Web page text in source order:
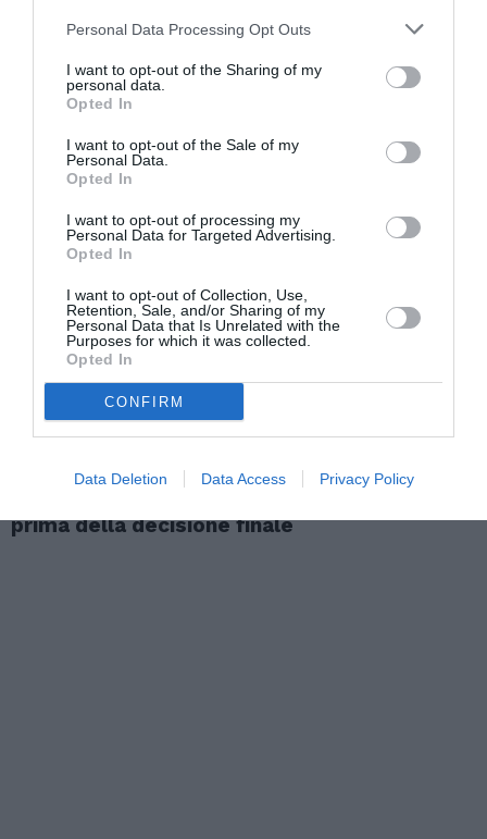
Personal Data Processing Opt Outs
I want to opt-out of the Sharing of my
personal data.
Opted In
I want to opt-out of the Sale of my
Personal Data.
Opted In
I want to opt-out of processing my
Personal Data for Targeted Advertising.
Opted In
I want to opt-out of Collection, Use,
Retention, Sale, and/or Sharing of my
Personal Data that Is Unrelated with the
Purposes for which it was collected.
Opted In
CONFIRM
Data Deletion Data Access Privacy Policy
Migranti. Ceuta, nuovo allarme per il 15
agosto: sui social circolano appelli a un
ingresso di massa
ATTUALITÀ
prima della decisione finale